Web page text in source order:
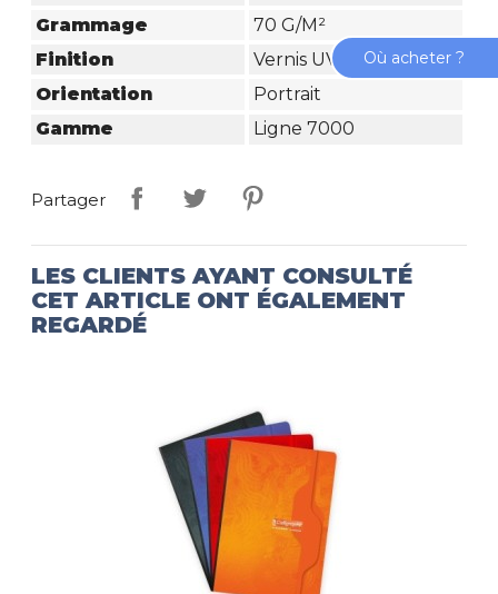
Grammage
70 G/m²
Finition
Vernis UV
Orientation
Portrait
Gamme
Ligne 7000
Partager
LES CLIENTS AYANT CONSULTÉ
CET ARTICLE ONT ÉGALEMENT
REGARDÉ
Où acheter ?